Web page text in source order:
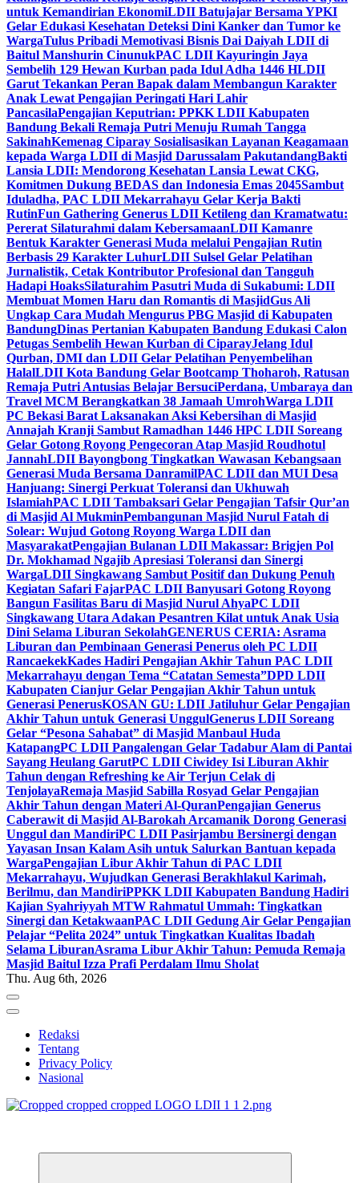
untuk Kemandirian EkonomiLDII Batujajar Bersama YPKI
Gelar Edukasi Kesehatan Deteksi Dini Kanker dan Tumor ke
WargaTulus Pribadi Memotivasi Bisnis Dai Daiyah LDII di
Baitul Manshurin CinunukPAC LDII Kayuringin Jaya
Sembelih 129 Hewan Kurban pada Idul Adha 1446 HLDII
Garut Tekankan Peran Bapak dalam Membangun Karakter
Anak Lewat Pengajian Peringati Hari Lahir
PancasilaPengajian Keputrian: PPKK LDII Kabupaten
Bandung Bekali Remaja Putri Menuju Rumah Tangga
SakinahKemenag Ciparay Sosialisasikan Layanan Keagamaan
kepada Warga LDII di Masjid Darussalam PakutandangBakti
Lansia LDII: Mendorong Kesehatan Lansia Lewat CKG,
Komitmen Dukung BEDAS dan Indonesia Emas 2045Sambut
Iduladha, PAC LDII Mekarrahayu Gelar Kerja Bakti
RutinFun Gathering Generus LDII Ketileng dan Kramatwatu:
Pererat Silaturahmi dalam KebersamaanLDII Kamanre
Bentuk Karakter Generasi Muda melalui Pengajian Rutin
Berbasis 29 Karakter LuhurLDII Sulsel Gelar Pelatihan
Jurnalistik, Cetak Kontributor Profesional dan Tangguh
Hadapi HoaksSilaturahim Pasutri Muda di Sukabumi: LDII
Membuat Momen Haru dan Romantis di MasjidGus Ali
Ungkap Cara Mudah Mengurus PBG Masjid di Kabupaten
BandungDinas Pertanian Kabupaten Bandung Edukasi Calon
Petugas Sembelih Hewan Kurban di CiparayJelang Idul
Qurban, DMI dan LDII Gelar Pelatihan Penyembelihan
HalalLDII Kota Bandung Gelar Bootcamp Thoharoh, Ratusan
Remaja Putri Antusias Belajar BersuciPerdana, Umbaraya dan
Travel MCM Berangkatkan 38 Jamaah UmrohWarga LDII
PC Bekasi Barat Laksanakan Aksi Kebersihan di Masjid
Annajah Kranji Sambut Ramadhan 1446 HPC LDII Soreang
Gelar Gotong Royong Pengecoran Atap Masjid Roudhotul
JannahLDII Bayongbong Tingkatkan Wawasan Kebangsaan
Generasi Muda Bersama DanramilPAC LDII dan MUI Desa
Hanjuang: Sinergi Perkuat Toleransi dan Ukhuwah
IslamiahPAC LDII Tambaksari Gelar Pengajian Tafsir Qur’an
di Masjid Al MukminPembangunan Masjid Nurul Fatah di
Solear: Wujud Gotong Royong Warga LDII dan
MasyarakatPengajian Bulanan LDII Makassar: Brigjen Pol
Dr. Mokhamad Ngajib Apresiasi Toleransi dan Sinergi
WargaLDII Singkawang Sambut Positif dan Dukung Penuh
Kegiatan Safari FajarPAC LDII Banyusari Gotong Royong
Bangun Fasilitas Baru di Masjid Nurul AhyaPC LDII
Singkawang Utara Adakan Pesantren Kilat untuk Anak Usia
Dini Selama Liburan SekolahGENERUS CERIA: Asrama
Liburan dan Pembinaan Generasi Penerus oleh PC LDII
RancaekekKades Hadiri Pengajian Akhir Tahun PAC LDII
Mekarrahayu dengan Tema “Catatan Semesta”DPD LDII
Kabupaten Cianjur Gelar Pengajian Akhir Tahun untuk
Generasi PenerusKOSAN GU: LDII Jatiluhur Gelar Pengajian
Akhir Tahun untuk Generasi UnggulGenerus LDII Soreang
Gelar “Pesona Sahabat” di Masjid Manbaul Huda
KatapangPC LDII Pangalengan Gelar Tadabur Alam di Pantai
Sayang Heulang GarutPC LDII Ciwidey Isi Liburan Akhir
Tahun dengan Refreshing ke Air Terjun Celak di
TenjolayaRemaja Masjid Sabilla Rosyad Gelar Pengajian
Akhir Tahun dengan Materi Al-QuranPengajian Generus
Caberawit di Masjid Al-Barokah Arcamanik Dorong Generasi
Unggul dan MandiriPC LDII Pasirjambu Bersinergi dengan
Yayasan Insan Kalam Asih untuk Salurkan Bantuan kepada
WargaPengajian Libur Akhir Tahun di PAC LDII
Mekarrahayu, Wujudkan Generasi Berakhlakul Karimah,
Berilmu, dan MandiriPPKK LDII Kabupaten Bandung Hadiri
Kajian Syahriyyah MTW Rahmatul Ummah: Tingkatkan
Sinergi dan KetakwaanPAC LDII Gedung Air Gelar Pengajian
Pelajar “Pelita 2024” untuk Tingkatkan Kualitas Ibadah
Selama LiburanAsrama Libur Akhir Tahun: Pemuda Remaja
Masjid Baitul Izza Prafi Perdalam Ilmu Sholat
Thu. Aug 6th, 2026
Redaksi
Tentang
Privacy Policy
Nasional